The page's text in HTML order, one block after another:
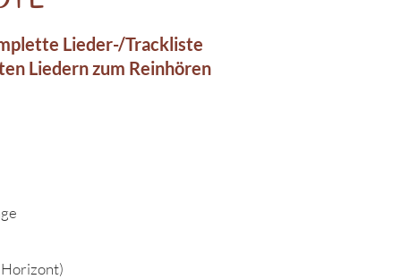
Lieder-/Trackliste
Liedern zum Reinhören